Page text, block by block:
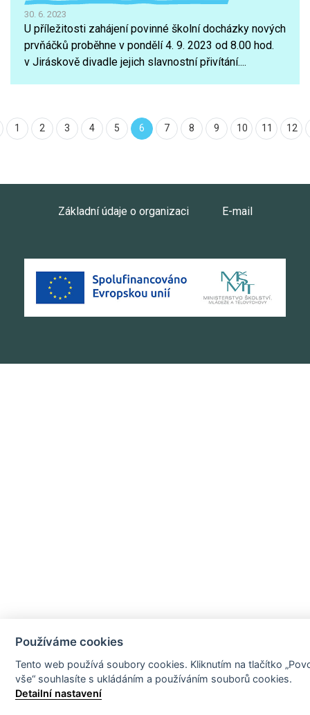
30. 6. 2023
U příležitosti zahájení povinné školní docházky nových
prvňáčků proběhne v pondělí 4. 9. 2023 od 8.00 hod.
v Jiráskově divadle jejich slavnostní přivítání....
1 2 3 4 5 6 7 8 9 10 11 12
Základní údaje o organizaci E-mail
Používáme cookies
Tento web používá soubory cookies. Kliknutím na tlačítko
vše“ souhlasíte s ukládáním a používáním souborů cookies.
Detailní nastavení